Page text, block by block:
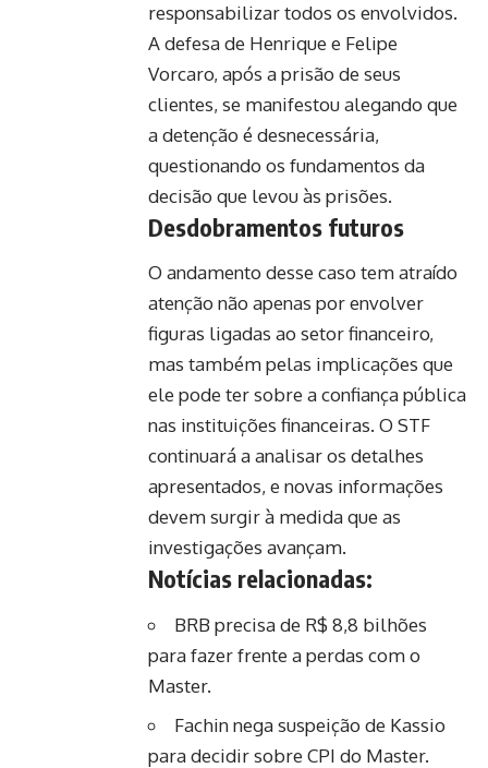
responsabilizar todos os envolvidos.
A defesa de Henrique e Felipe
Vorcaro, após a prisão de seus
clientes, se manifestou alegando que
a detenção é desnecessária,
questionando os fundamentos da
decisão que levou às prisões.
Desdobramentos futuros
O andamento desse caso tem atraído
atenção não apenas por envolver
figuras ligadas ao setor financeiro,
mas também pelas implicações que
ele pode ter sobre a confiança pública
nas instituições financeiras. O STF
continuará a analisar os detalhes
apresentados, e novas informações
devem surgir à medida que as
investigações avançam.
Notícias relacionadas:
BRB precisa de R$ 8,8 bilhões
para fazer frente a perdas com o
Master.
Fachin nega suspeição de Kassio
para decidir sobre CPI do Master.